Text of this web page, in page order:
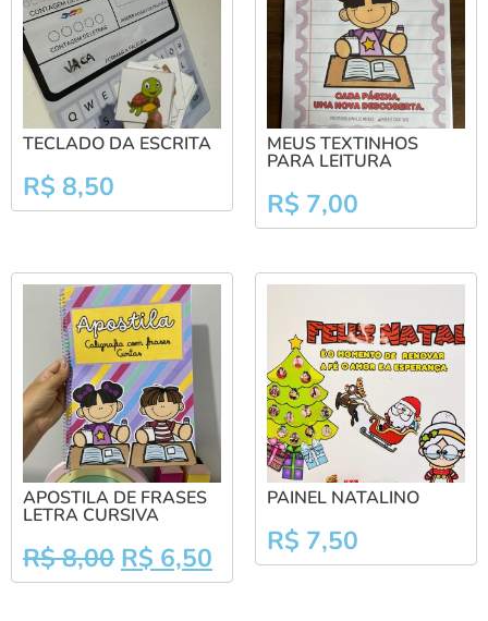
TECLADO DA ESCRITA
R$ 8,50
MEUS TEXTINHOS
PARA LEITURA
R$ 7,00
APOSTILA DE FRASES
LETRA CURSIVA
R$8,00 R$ 6,50
PAINEL NATALINO
R$ 7,50